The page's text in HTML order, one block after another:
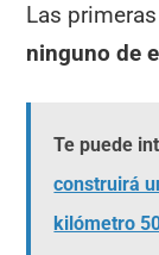
Las
ninguno de
Te puede
construirá
kilómetro